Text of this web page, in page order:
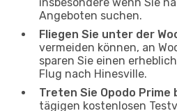
Angeboten suchen.
Fliegen Sie unter der
vermeiden können, an
sparen Sie einen
Flug nach Hinesville.
Treten Sie Opodo Prime
tägigen kostenlosen